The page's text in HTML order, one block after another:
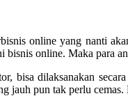
online yang nanti
online. Maka para
bisa dilaksanakan
jauh pun tak perlu